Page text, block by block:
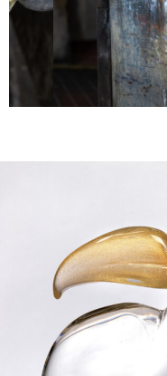
hanno
a creare
bello a suo
umili alle